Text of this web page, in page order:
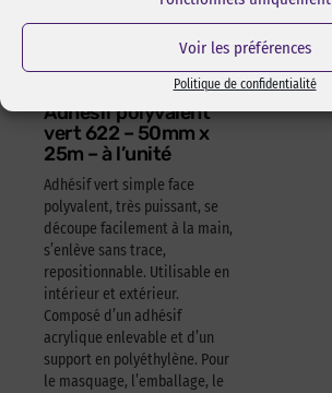
Voir les préférences
Politique de confidentialité
Adhésif polyvalent
vert 622 – 50mm x
25m – à l’unité
Adhésif vert simple face
polyvalent, très puissant, se
découpe facilement à la main,
s’enlève sans trace,
repositionnable. Utilisable en
intérieur et extérieur.
Composé d’un adhésif
acrylique enlevable et d’un
support en polyéthylène. Pour
le masquage, l’emballage, le